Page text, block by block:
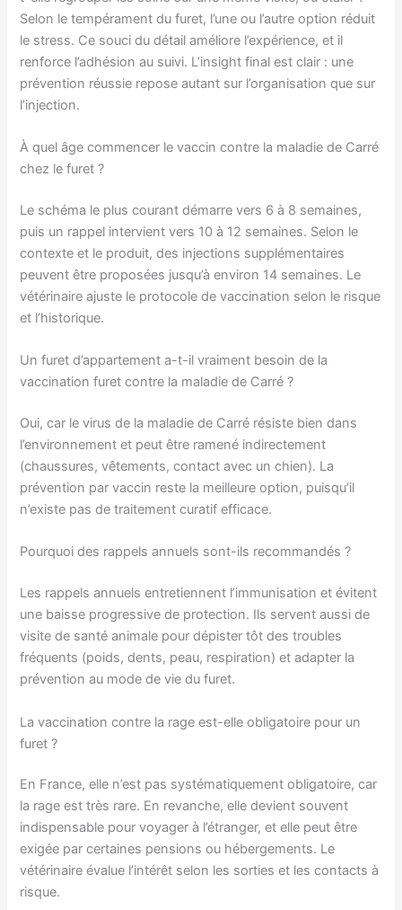
Selon le tempérament du furet, l’une ou l’autre option réduit
le stress. Ce souci du détail améliore l’expérience, et il
renforce l’adhésion au suivi. L’insight final est clair : une
prévention réussie repose autant sur l’organisation que sur
l’injection.
À quel âge commencer le vaccin contre la maladie de Carré
chez le furet ?
Le schéma le plus courant démarre vers 6 à 8 semaines,
puis un rappel intervient vers 10 à 12 semaines. Selon le
contexte et le produit, des injections supplémentaires
peuvent être proposées jusqu’à environ 14 semaines. Le
vétérinaire ajuste le protocole de vaccination selon le risque
et l’historique.
Un furet d’appartement a-t-il vraiment besoin de la
vaccination furet contre la maladie de Carré ?
Oui, car le virus de la maladie de Carré résiste bien dans
l’environnement et peut être ramené indirectement
(chaussures, vêtements, contact avec un chien). La
prévention par vaccin reste la meilleure option, puisqu’il
n’existe pas de traitement curatif efficace.
Pourquoi des rappels annuels sont-ils recommandés ?
Les rappels annuels entretiennent l’immunisation et évitent
une baisse progressive de protection. Ils servent aussi de
visite de santé animale pour dépister tôt des troubles
fréquents (poids, dents, peau, respiration) et adapter la
prévention au mode de vie du furet.
La vaccination contre la rage est-elle obligatoire pour un
furet ?
En France, elle n’est pas systématiquement obligatoire, car
la rage est très rare. En revanche, elle devient souvent
indispensable pour voyager à l’étranger, et elle peut être
exigée par certaines pensions ou hébergements. Le
vétérinaire évalue l’intérêt selon les sorties et les contacts à
risque.